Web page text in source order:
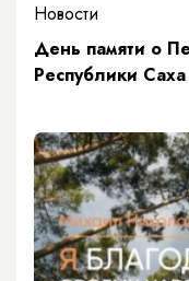
Новости
День памяти о
Республики Саха